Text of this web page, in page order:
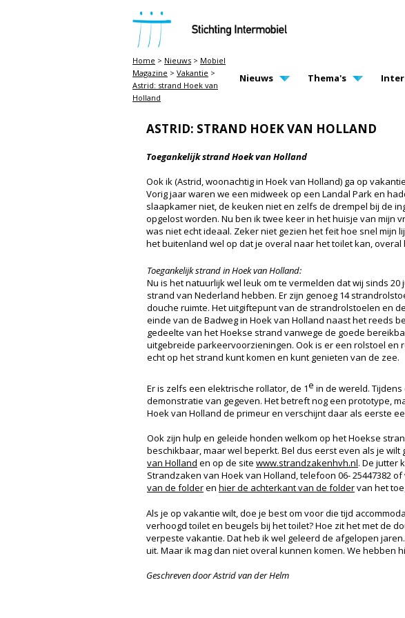
STICHTING INTERMOBIEL
MAIN PAGE NAVIGATION
Nieuws Thema's
Home > Nieuws > Mobiel
Magazine > Vakantie >
Astrid: strand Hoek van
Holland
ASTRID: STRAND HOEK VAN HOLLAND
Toegankelijk strand Hoek van Holland
Ook ik (Astrid, woonachtig in Hoek van Holland) ga op
Vorig jaar waren we een midweek op een Landal Park en
slaapkamer niet, de keuken niet en zelfs de drempel bij de
opgelost worden. Nu ben ik twee keer in het huisje van mijn
was niet echt ideaal. Zeker niet gezien het feit hoe snel mijn
het buitenland wel op dat je overal naar het toilet kan,
Toegankelijk strand in Hoek van Holland:
Nu is het natuurlijk wel leuk om te vermelden dat wij sinds
strand van Nederland hebben. Er zijn genoeg 14
douche ruimte. Het uitgiftepunt van de strandrolstoelen en
einde van de Badweg in Hoek van Holland naast het reeds
gedeelte van het Hoekse strand vanwege de goede
uitgebreide parkeervoorzieningen. Ook is er een rolstoel
echt op het strand kunt komen en kunt genieten van de zee.
Er is zelfs een elektrische rollator, de 1e in de wereld.
demonstratie van gegeven. Het betreft nog een prototype,
Hoek van Holland de primeur en verschijnt daar als eerste
Ook zijn hulp en geleide honden welkom op het Hoekse
beschikbaar, maar wel beperkt. Bel dus eerst even als je
van Holland en op de site www.strandzakenhvh.nl. De jutter
Strandzaken van Hoek van Holland, telefoon 06- 25447382 of
van de folderen hier de achterkant van de foldervan het
Als je op vakantie wilt, doe je best om voor die tijd
verhoogd toilet en beugels bij het toilet? Hoe zit het met de
verpeste vakantie. Dat heb ik wel geleerd de afgelopen
uit. Maar ik mag dan niet overal kunnen komen. We hebben
Geschreven door Astrid van der Helm